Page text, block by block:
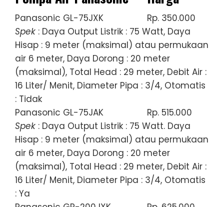
Panasonic GL-75JXK
Rp. 350.000
Spek : Daya Output Listrik : 75 Watt, Daya
Hisap : 9 meter (maksimal) atau permukaan
air 6 meter, Daya Dorong : 20 meter
(maksimal), Total Head : 29 meter, Debit Air :
16 Liter/ Menit, Diameter Pipa : 3/4, Otomatis
: Tidak
Panasonic GL-75JAK
Rp. 515.000
Spek : Daya Output Listrik : 75 Watt. Daya
Hisap : 9 meter (maksimal) atau permukaan
air 6 meter, Daya Dorong : 20 meter
(maksimal), Total Head : 29 meter, Debit Air :
16 Liter/ Menit, Diameter Pipa : 3/4, Otomatis
: Ya